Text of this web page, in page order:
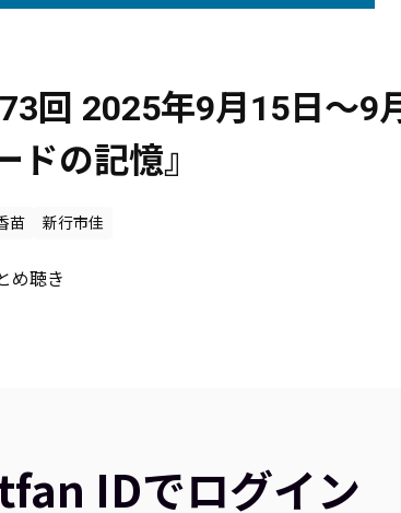
回 2025年9月15日～9
ドの記憶』
苗 新行市佳
め聴き
IDでログイン